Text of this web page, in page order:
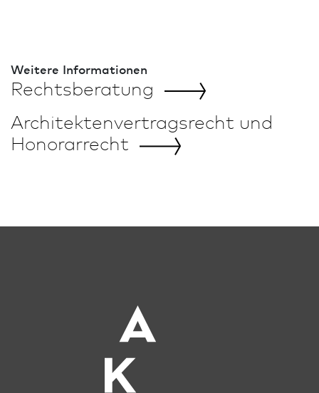
Weitere In­for­ma­tio­nen
Rechts­beratung
Architekten­vertrags­recht und
Honorarrecht